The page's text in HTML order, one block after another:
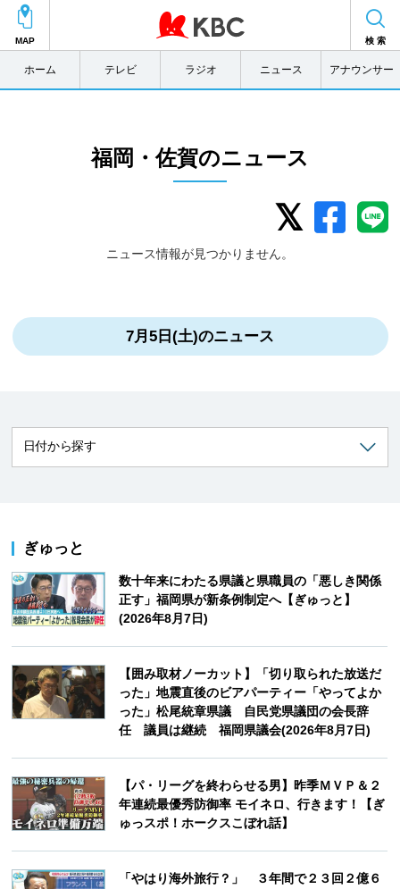
MAP 検 索
ホーム テレビ ラジオ ニュース アナウンサー
福岡・佐賀のニュース
ニュース情報が見つかりません。
7月5日(土)のニュース
ぎゅっと
数十年来にわたる県議と県職員の「悪しき関係
正す」福岡県が新条例制定へ【ぎゅっと】
(2026年8月7日)
【囲み取材ノーカット】「切り取られた放送だ
った」地震直後のビアパーティー「やってよか
った」松尾統章県議 自民党県議団の会長辞
任 議員は継続 福岡県議会(2026年8月7日)
【パ・リーグを終わらせる男】昨季ＭＶＰ＆２
年連続最優秀防御率 モイネロ、行きます！【ぎ
ゅっスポ！ホークスこぼれ話】
「やはり海外旅行？」 ３年間で２３回２億６